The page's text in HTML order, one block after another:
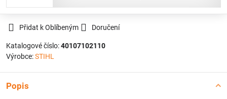
Přidat k Oblíbeným Doručení
Katalogové číslo:40107102110
Výrobce:STIHL
Popis